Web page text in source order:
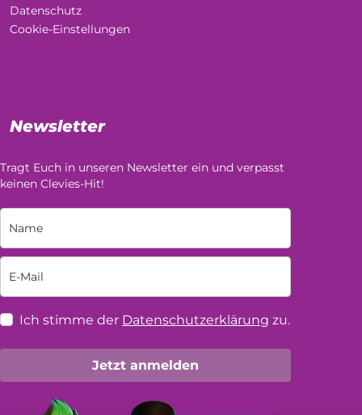
Datenschutz
Cookie-Einstellungen
Newsletter
Tragt Euch in unseren Newsletter ein und verpasst
keinen Clevies-Hit!
Ich stimme der Datenschutzerklärung zu.
Jetzt anmelden